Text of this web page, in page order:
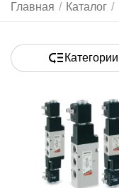
Главная / Каталог /
Категории